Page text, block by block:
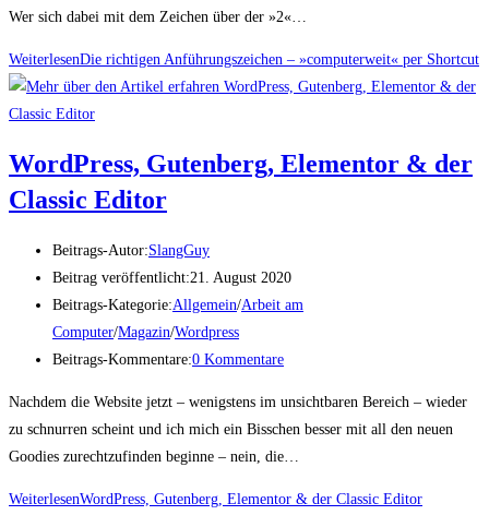
Wer sich dabei mit dem Zeichen über der »2«…
WeiterlesenDie rich­ti­gen Anfüh­rungs­zei­chen – »com­pu­ter­weit« per Shortcut
Word­Press, Guten­berg, Ele­men­tor & der
Clas­sic Editor
Beitrags-Autor:SlangGuy
Beitrag veröffentlicht:21. August 2020
Beitrags-Kategorie:Allgemein/Arbeit am
Computer/Magazin/Wordpress
Beitrags-Kommentare:0 Kommentare
Nachdem die Website jetzt – wenigstens im unsichtbaren Bereich – wieder
zu schnurren scheint und ich mich ein Bisschen besser mit all den neuen
Goodies zurechtzufinden beginne – nein, die…
WeiterlesenWord­Press, Guten­berg, Ele­men­tor & der Clas­sic Editor